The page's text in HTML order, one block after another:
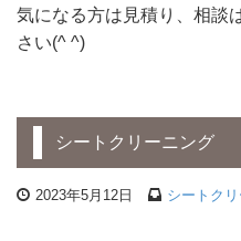
気になる方は見積り、相談
さい(^ ^)
シートクリーニング
2023年5月12日 シートク